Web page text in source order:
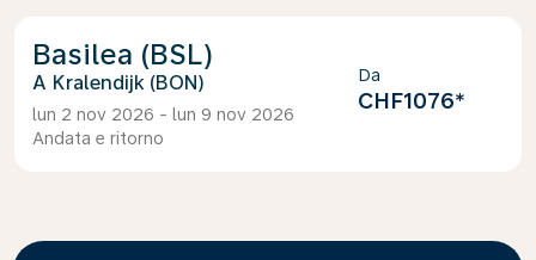
Basilea (BSL)
Kralendijk (BON)
lun 2 nov 2026 - lun 9 nov 2026
Andata e ritorno
Da
CHF1076*